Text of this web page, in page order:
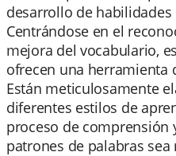
desarrollo de
Centrándose en el
mejora del vocabulario,
ofrecen una herramienta
Están meticulosamente
diferentes estilos de
proceso de comprensión
patrones de palabras sea